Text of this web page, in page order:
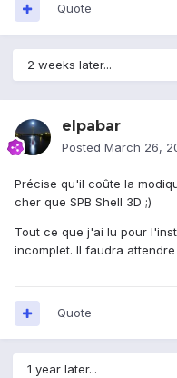
Quote
2 weeks later...
elpabar
Posted March 26,
Précise qu'il coûte la
cher que SPB Shell 3D ;)
Tout ce que j'ai lu pour
incomplet. Il faudra
Quote
1 year later...